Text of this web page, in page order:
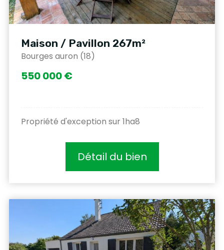
Maison / Pavillon 267m²
Bourges auron (18)
550 000 €
Propriété d'exception sur 1ha8
Détail du bien